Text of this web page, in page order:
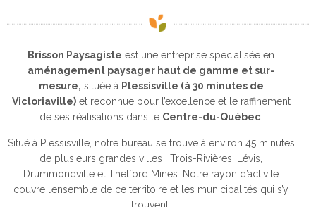
Brisson Paysagiste est une entreprise spécialisée en
aménagement paysager haut de gamme et sur-
mesure, située à Plessisville (à 30 minutes de
Victoriaville)et reconnue pour l’excellence et le raffinement
de ses réalisations dans le Centre-du-Québec
Situé à Plessisville, notre bureau se trouve à environ 45 minutes
de plusieurs grandes villes : Trois-Rivières, Lévis,
Drummondville et Thetford Mines. Notre rayon d’activité
couvre l’ensemble de ce territoire et les municipalités qui s’y
trouvent.